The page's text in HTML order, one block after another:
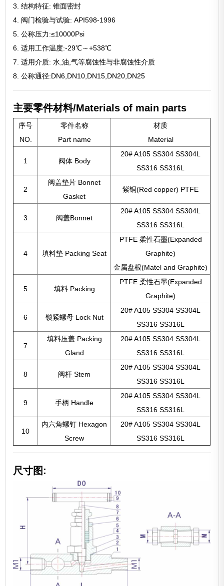
3. 结构特征: 锥面密封
4. 阀门检验与试验: API598-1996
5. 公称压力:≤10000Psi
6. 适用工作温度:-29℃～+538℃
7. 适用介质: 水,油,气等腐蚀性与非腐蚀性介质
8. 公称通径:DN6,DN10,DN15,DN20,DN25
主要零件材料/Materials of main parts
序号
NO.
零件名称
Part name
材质
Material
1 阀体 Body
20# A105 SS304 SS304L
SS316 SS316L
2
阀盖垫片 Bonnet
Gasket
紫铜(Red copper) PTFE
3 阀盖Bonnet
20# A105 SS304 SS304L
SS316 SS316L
4 填料垫 Packing Seat
PTFE 柔性石墨(Expanded
Graphite)
金属盘根(Matel and Graphite)
5 填料 Packing
PTFE 柔性石墨(Expanded
Graphite)
6 锁紧螺母 Lock Nut
20# A105 SS304 SS304L
SS316 SS316L
7
填料压盖 Packing
Gland
20# A105 SS304 SS304L
SS316 SS316L
8 阀杆 Stem
20# A105 SS304 SS304L
SS316 SS316L
9 手柄 Handle
20# A105 SS304 SS304L
SS316 SS316L
10
内六角螺钉 Hexagon
Screw
20# A105 SS304 SS304L
SS316 SS316L
尺寸图: